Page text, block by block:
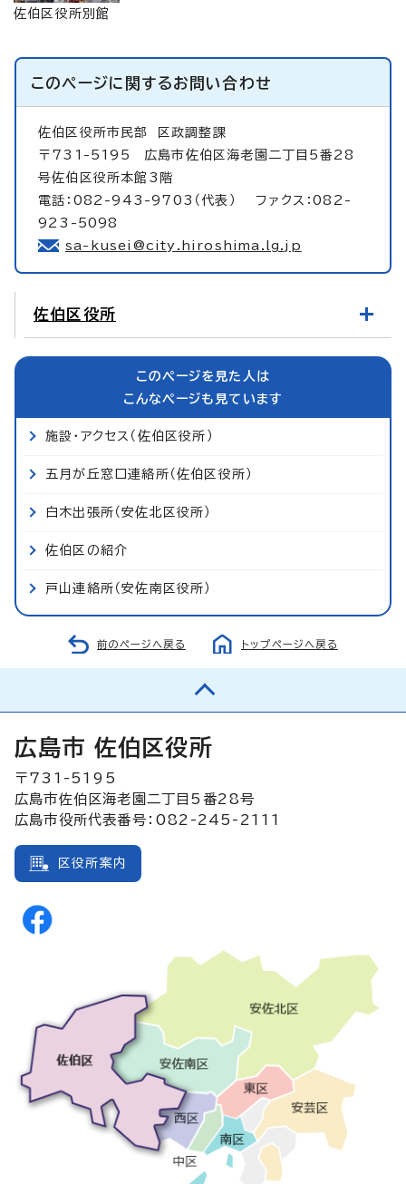
佐伯区役所別館
このページに関するお問い合わせ
佐伯区役所市民部
区政調整課
〒731-5195 広島市佐伯区海老園二丁目5番28
号佐伯区役所本館3階
電話：082-943-9703（代表） ファクス：082-
923-5098
sa-kusei@city.hiroshima.lg.jp
佐伯区役所
このページを見た人は
こんなページも見ています
施設・アクセス（佐伯区役所）
五月が丘窓口連絡所（佐伯区役所）
白木出張所（安佐北区役所）
佐伯区の紹介
戸山連絡所（安佐南区役所）
前のページへ戻る トップページへ戻る
広島市 佐伯区役所
〒731-5195
広島市佐伯区海老園二丁目5番28号
広島市役所代表番号：082-245-2111
区役所案内